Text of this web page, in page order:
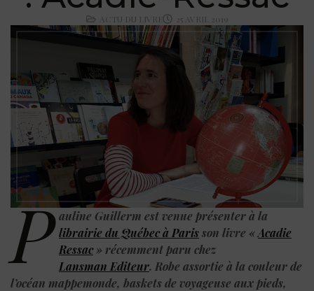
ACTU DU LIVRE 25 AVRIL 2019
P auline Guillerm est venue présenter à la
librairie du Québec à Parisson livre « Acadie
Ressac» récemment paru chez
Lansman Editeur. Robe assortie à la couleur de
l’océan mappemonde, baskets de voyageuse aux pieds,